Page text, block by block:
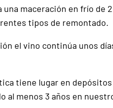
una maceración en frío
tipos de remontado.
el vino continúa unos
tiene lugar en
al menos 3 años en